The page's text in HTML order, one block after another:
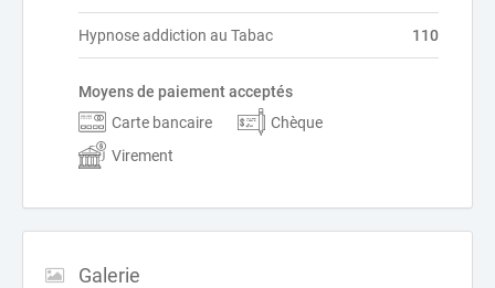
Hypnose addiction au Tabac 110
Moyens de paiement acceptés
Carte bancaire
Chèque
Virement
Galerie